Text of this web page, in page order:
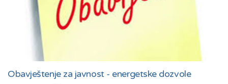
Obavještenje za javnost - energetske dozvole